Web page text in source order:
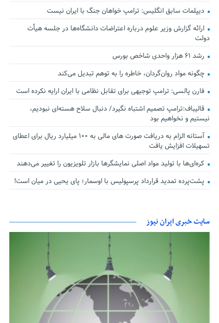
دیپلمات سابق انگلیس:‌ ترامپ خواهان جنگ با ایران نیست
ارائه گزارش وزیر علوم درباره اعتراضات دانشگاه‌ها در جلسه هیأت
دولت
رشد ۶۱ هزار واحدی شاخص بورس
چگونه مواد روان‌گردان، خاطره را به توهم تبدیل می‌کند
فارن پالسی: ترامپ توجیهی برای تقابل نظامی با ایران ارایه نکرده است
قالیباف:ترامپ تصمیم اشتباه نگیرد/ دنبال سلاح هسته‌ای نبودیم،
نیستیم و نخواهیم بود
آستانه الزام به دریافت صورت های مالی به ۱۰۰ میلیارد ریال برای اعطای
تسهیلات افزایش یافت
کره‌ای‌ها با تولید مواد اصلی نمایشگرها بازار تلویزیون را تغییر می‌دهند
پشت‌پرده تمدید قرارداد پرسپولیس با اوسمار؛ پای یحیی در میان است!
سایت خبری ایران نیوز